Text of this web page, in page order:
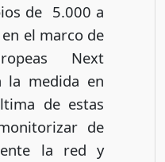
de 5.000 a
el marco de
Next
la medida en
de estas
de
la red y